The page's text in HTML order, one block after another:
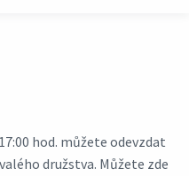
hod. můžete odevzdat
družstva. Můžete zde